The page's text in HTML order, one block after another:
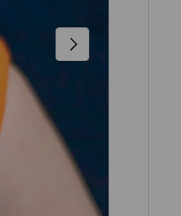
NÄCHSTE